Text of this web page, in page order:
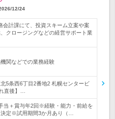
12/24
会計課にて、投資スキーム立案や案
クロージングなどの経営サポート業
関などでの業務経験
5条西6丁目2番地2 札幌センタービ
直後】…
当＋賞与年2回※経験・能力・前給を
定※試用期間3か月あり（…